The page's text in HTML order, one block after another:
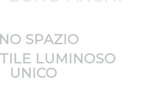
SPAZIO
LUMINOSO
UNICO